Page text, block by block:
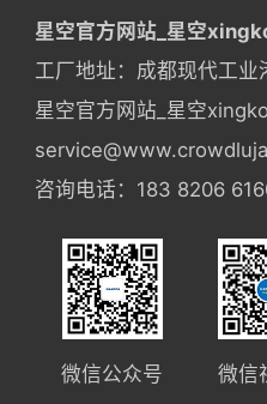
星空官方网站_星空
工厂地址：成都现代工
星空官方网站_星空
咨询电话：183 8206
微信公众号 微信